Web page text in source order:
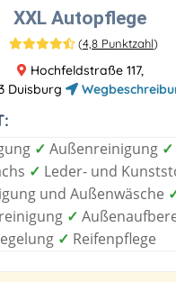
XXL Autopflege
(4,8 Punktzahl)
Hochfeldstraße 117,
Duisburg
✓ Außenreinigung ✓
✓ Leder- und
und Außenwäsche
✓
✓ Reifenpflege